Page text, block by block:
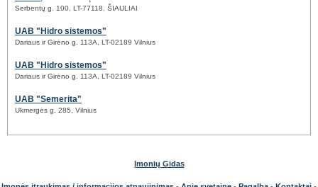
Serbentų g. 100, LT-77118, ŠIAULIAI
UAB "Hidro sistemos"
Dariaus ir Girėno g. 113A, LT-02189 Vilnius
UAB "Hidro sistemos"
Dariaus ir Girėno g. 113A, LT-02189 Vilnius
UAB "Semerita"
Ukmergės g. 285, Vilnius
Įmonių Gidas